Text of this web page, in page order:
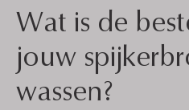
Wat is de
jouw
wassen?